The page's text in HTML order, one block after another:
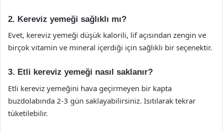
2. Kereviz yemeği sağlıklı mı?
Evet, kereviz yemeği düşük kalorili, lif açısından zengin ve
birçok vitamin ve mineral içerdiği için sağlıklı bir seçenektir.
3. Etli kereviz yemeği nasıl saklanır?
Etli kereviz yemeğini hava geçirmeyen bir kapta
buzdolabında 2-3 gün saklayabilirsiniz. Isıtılarak tekrar
tüketilebilir.